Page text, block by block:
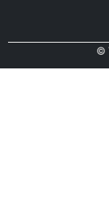
©